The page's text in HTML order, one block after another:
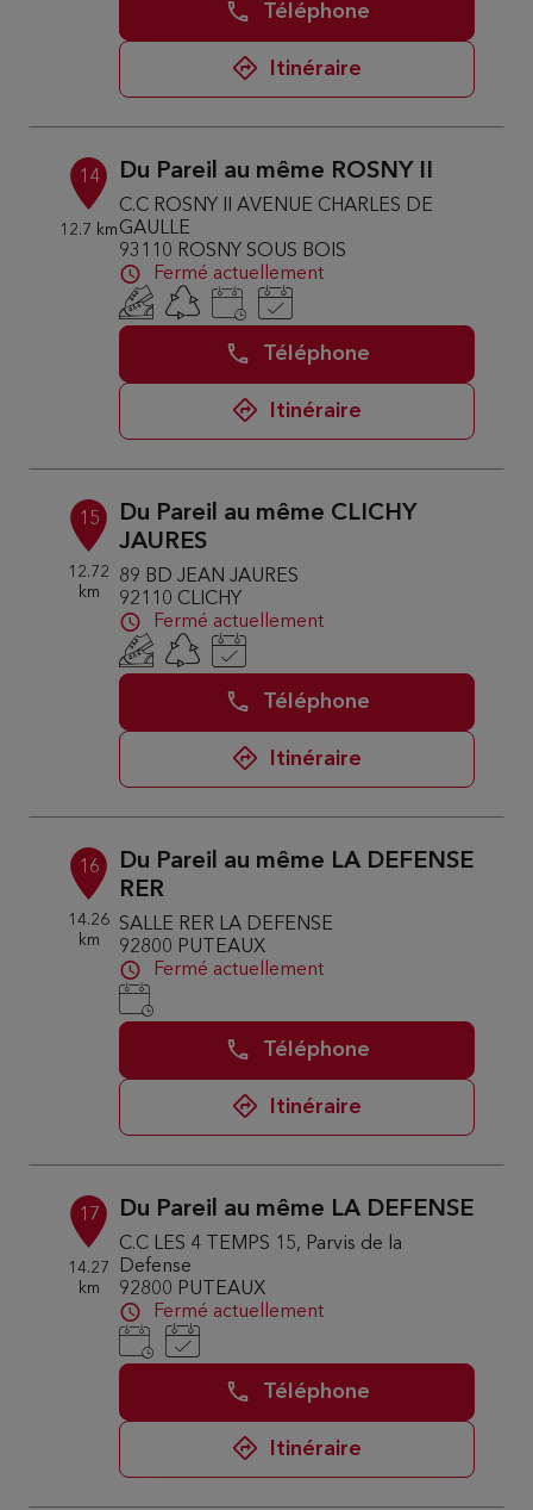
Téléphone
Itinéraire
14
12.7 km
Du Pareil au même ROSNY II
C.C ROSNY II AVENUE CHARLES DE
GAULLE
93110 ROSNY SOUS BOIS
Fermé actuellement
Téléphone
Itinéraire
15
12.72
km
Du Pareil au même CLICHY
JAURES
89 BD JEAN JAURES
92110 CLICHY
Fermé actuellement
Téléphone
Itinéraire
16
14.26
km
Du Pareil au même LA DEFENSE
RER
SALLE RER LA DEFENSE
92800 PUTEAUX
Fermé actuellement
Téléphone
Itinéraire
17
14.27
km
Du Pareil au même LA DEFENSE
C.C LES 4 TEMPS 15, Parvis de la
Defense
92800 PUTEAUX
Fermé actuellement
Téléphone
Itinéraire